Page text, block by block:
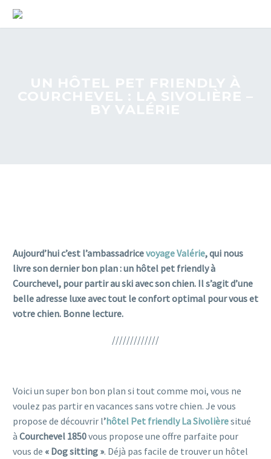
Aujourd’hui c’est l’ambassadricevoyage Valérie, qui nous
livre son dernier bon plan : un hôtel pet friendly à
Courchevel, pour partir au ski avec son chien. Il s’agit d’une
belle adresse luxe avec tout le confort optimal pour vous et
votre chien. Bonne lecture.
/////////////
Voici un super bon bon plan si tout comme moi, vous ne
voulez pas partir en vacances sans votre chien. Je vous
propose de découvrir l’hôtel Pet friendly La Sivolièresitué
à Courchevel 1850vous propose une offre parfaite pour
vous de « Dog sitting ». Déjà pas facile de trouver un hôtel